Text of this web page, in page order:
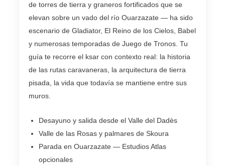
de torres de tierra y graneros fortificados que se
elevan sobre un vado del río Ouarzazate — ha sido
escenario de Gladiator, El Reino de los Cielos, Babel
y numerosas temporadas de Juego de Tronos. Tu
guía te recorre el ksar con contexto real: la historia
de las rutas caravaneras, la arquitectura de tierra
pisada, la vida que todavía se mantiene entre sus
muros.
Desayuno y salida desde el Valle del Dadès
Valle de las Rosas y palmares de Skoura
Parada en Ouarzazate — Estudios Atlas
opcionales